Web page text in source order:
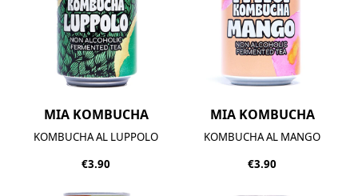
MIA KOMBUCHA
KOMBUCHA AL LUPPOLO
€3.90
MIA KOMBUCHA
KOMBUCHA AL MANGO
€3.90